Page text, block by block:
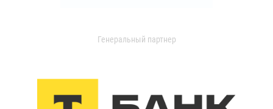
Генеральный партнер